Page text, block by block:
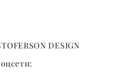
DESIGN